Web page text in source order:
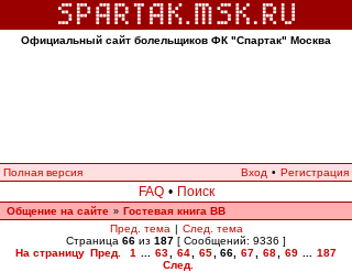
Официальный сайт болельщиков ФК "Спартак" Москва
Полная версия Вход • Регистрация
FAQ • Поиск
Общение на сайте » Гостевая книга ВВ
Пред. тема | След. тема
Страница 66 из 187 [ Сообщений: 9336 ]
На страницу Пред. 1 63 64 65 66 67 68 69
187
След.